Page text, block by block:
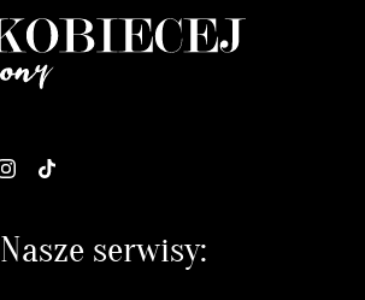
Nasze serwisy: